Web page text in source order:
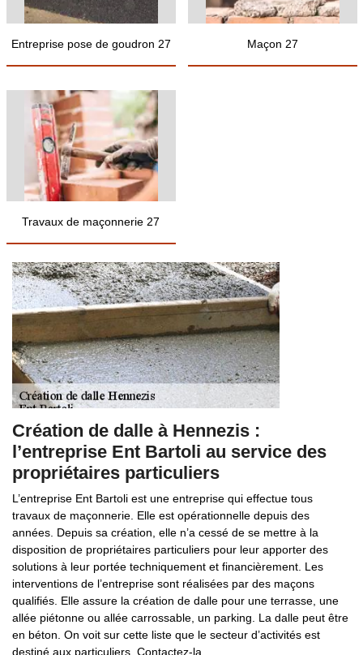
Entreprise pose de goudron 27 Maçon 27
Travaux de maçonnerie 27
Création de dalle à Hennezis :
l’entreprise Ent Bartoli au service des
propriétaires particuliers
L’entreprise Ent Bartoli est une entreprise qui effectue tous
travaux de maçonnerie. Elle est opérationnelle depuis des
années. Depuis sa création, elle n’a cessé de se mettre à la
disposition de propriétaires particuliers pour leur apporter des
solutions à leur portée techniquement et financièrement. Les
interventions de l’entreprise sont réalisées par des maçons
qualifiés. Elle assure la création de dalle pour une terrasse, une
allée piétonne ou allée carrossable, un parking. La dalle peut être
en béton. On voit sur cette liste que le secteur d’activités est
destiné aux particuliers. Contactez-la.